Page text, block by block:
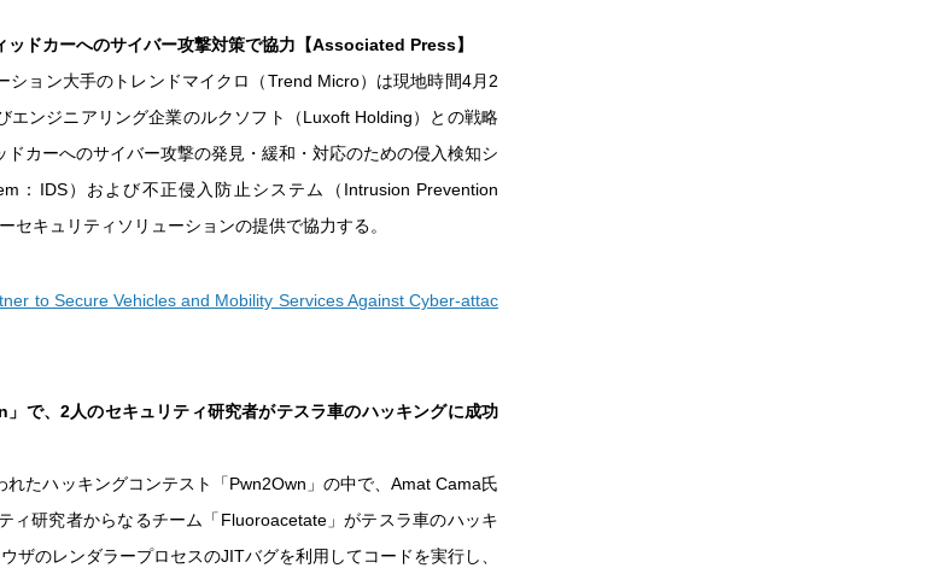
ドカーへのサイバー攻撃対策で協力【Associated Press】
ション大手のトレンドマイクロ（Trend Micro）は現地時間4月2
エンジニアリング企業のルクソフト（Luxoft Holding）との戦略
カーへのサイバー攻撃の発見・緩和・対応のための侵入検知シ
：IDS）および不正侵入防止システム（Intrusion Prevention
セキュリティソリューションの提供で協力する。
to Secure Vehicles and Mobility Services Against Cyber-attac
で、2人のセキュリティ研究者がテスラ車のハッキングに成功
たハッキングコンテスト「Pwn2Own」の中で、Amat Cama氏
ィ研究者からなるチーム「Fluoroacetate」がテスラ車のハッキ
ザのレンダラープロセスのJITバグを利用してコードを実行し、